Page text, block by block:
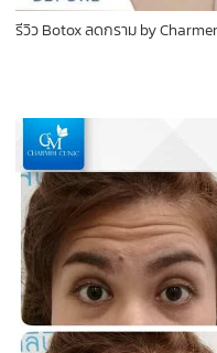
รีวิว Botox ลดกราม by